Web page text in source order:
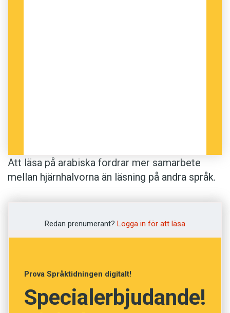
Att läsa på arabiska fordrar mer samarbete
mellan hjärnhalvorna än läsning på andra språk.
Lite förenklat kan man säga att höger hjärnhalva
styr vår känsla för form och helheter, medan
– När vi läser aktiveras båda hjärnhalvorna, men
hur arbetet delas upp beror på skriftspråkets
utformning, säger Raphiq Ibrahim.
Redan prenumerant? Logga in för att läsa
Prova Språktidningen digitalt!
Specialerbjudande!